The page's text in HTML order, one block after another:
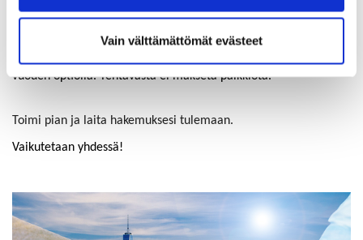
Vain välttämättömät evästeet
roolissa olleilta heidän kokemuksistaan hallitustyöskentelystä.
Hallituksessamme sinulla on vahva puheoikeus, mutta osaltasi
vuoden optiolla. Tehtävästä ei makseta palkkiota.
Toimi pian ja laita hakemuksesi tulemaan.
Vaikutetaan yhdessä!